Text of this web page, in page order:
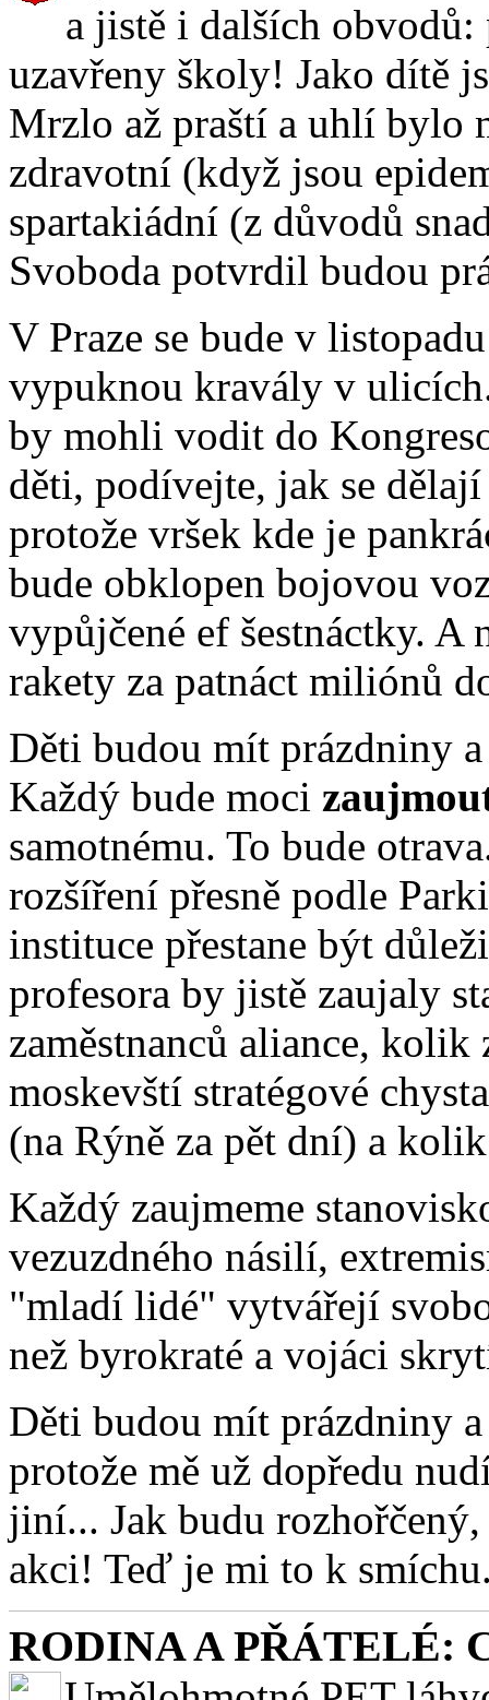
a jistě i dalších
uzavřeny školy! Jako dítě
Mrzlo až praští a uhlí bylo
zdravotní (když jsou
spartakiádní (z důvodů
Svoboda potvrdil budou
V Praze se bude v
vypuknou kravály v
by mohli vodit do
děti, podívejte, jak se
protože vršek kde je
bude obklopen bojovou
vypůjčené ef šestnáctky. A
rakety za patnáct miliónů
Děti budou mít prázdniny
Každý bude moci
samotnému. To bude
rozšíření přesně podle
instituce přestane být
profesora by jistě zaujaly
zaměstnanců aliance,
moskevští stratégové
(na Rýně za pět dní) a
Každý zaujmeme
vezuzdného násilí,
"mladí lidé" vytvářejí
než byrokraté a vojáci
Děti budou mít prázdniny
protože mě už dopředu
jiní... Jak budu
akci! Teď je mi to k
RODINA A PŘÁTELÉ: